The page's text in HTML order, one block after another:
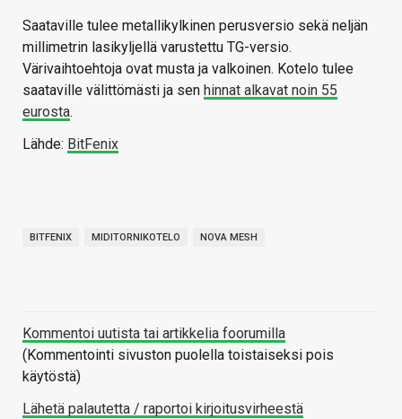
Saataville tulee metallikylkinen perusversio sekä neljän
millimetrin lasikyljellä varustettu TG-versio.
Värivaihtoehtoja ovat musta ja valkoinen. Kotelo tulee
saataville välittömästi ja sen hinnat alkavat noin 55
eurosta.
Lähde: BitFenix
BITFENIX MIDITORNIKOTELO NOVA MESH
Kommentoi uutista tai artikkelia foorumilla
(Kommentointi sivuston puolella toistaiseksi pois
käytöstä)
Lähetä palautetta / raportoi kirjoitusvirheestä